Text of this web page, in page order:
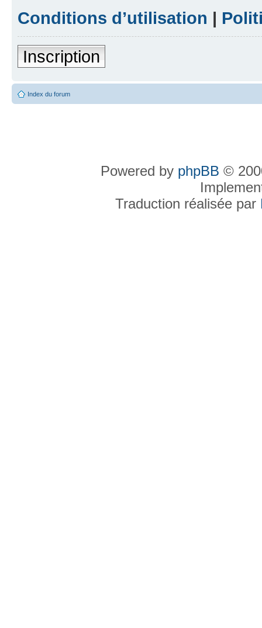
Conditions d’utilisation |
Inscription
Index du forum
Powered by phpBB ©
Traduction réalisée par